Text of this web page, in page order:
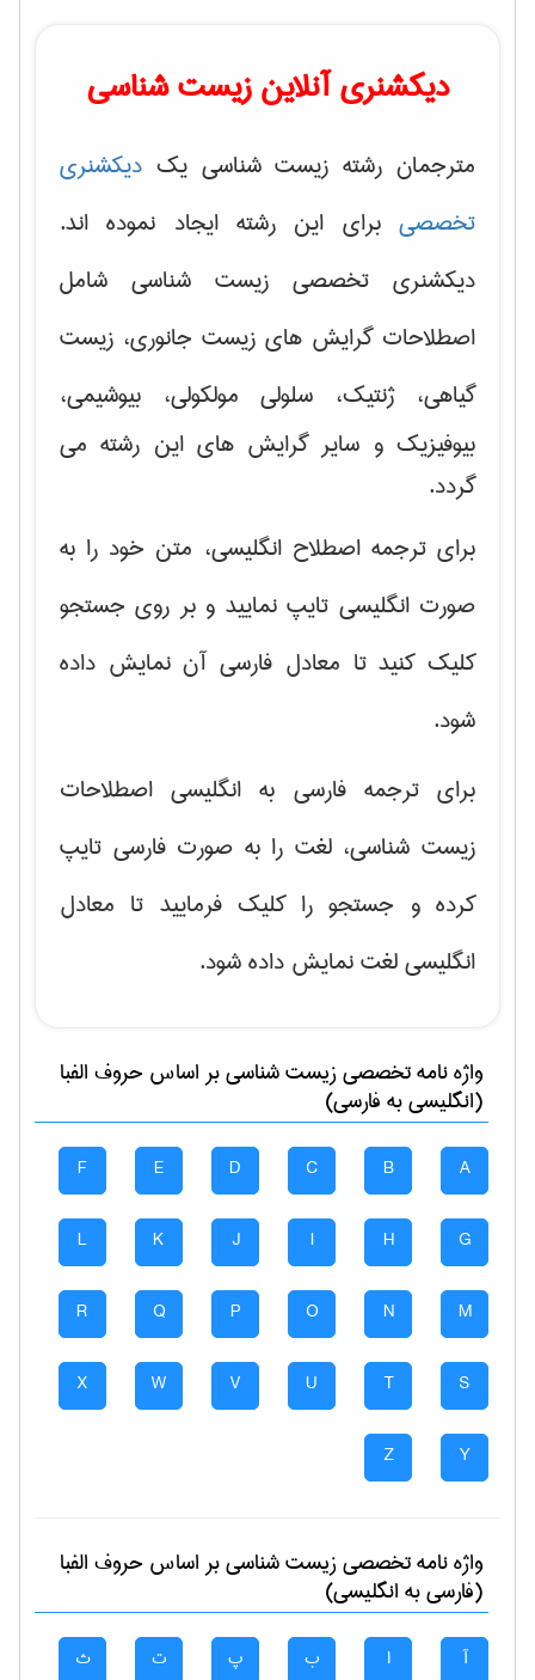
دیکشنری آنلاین زیست شناسی
مترجمان رشته زیست شناسی یک دیکشنری
تخصصی برای این رشته ایجاد نموده اند.
دیکشنری تخصصی زیست شناسی شامل
اصطلاحات گرایش های زیست جانوری، زیست
گیاهی، ژنتیک، سلولی مولکولی، بیوشیمی،
بیوفیزیک و سایر گرایش های این رشته می
گردد.
برای ترجمه اصطلاح انگلیسی، متن خود را به
صورت انگلیسی تایپ نمایید و بر روی جستجو
کلیک کنید تا معادل فارسی آن نمایش داده
شود.
برای ترجمه فارسی به انگلیسی اصطلاحات
زیست شناسی، لغت را به صورت فارسی تایپ
کرده و جستجو را کلیک فرمایید تا معادل
انگلیسی لغت نمایش داده شود.
واژه نامه تخصصیزيست شناسیبر اساس حروف الفبا
(انگلیسی به فارسی)
A
B
C
D
E
F
G
H
I
J
K
L
M
N
O
P
Q
R
S
T
U
V
W
X
Y
Z
واژه نامه تخصصیزيست شناسیبر اساس حروف الفبا
(فارسی به انگلیسی)
آ ا ب پ ت ث